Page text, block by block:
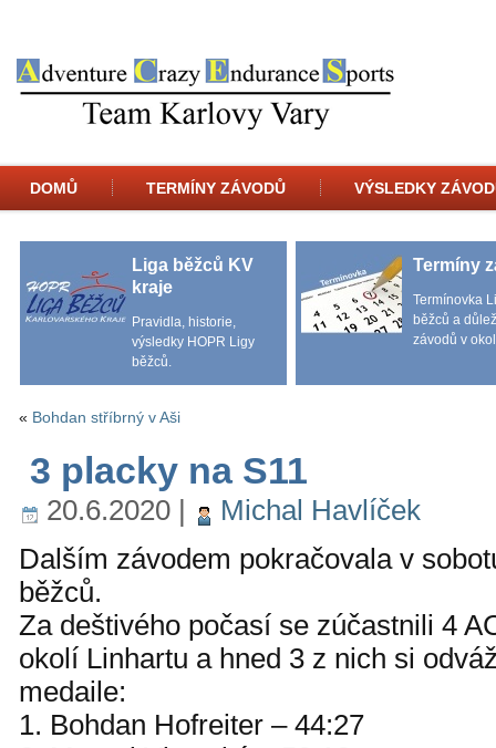
DOMŮ TERMÍNY ZÁVODŮ VÝSLEDKY
Liga běžců KV
kraje
Pravidla, historie,
výsledky HOPR Ligy
běžců.
Termíny
Termínovka
běžců a
závodů v
« Bohdan stříbrný v Aši
3 placky na S11
20.6.2020 |
Michal Havlíček
Dalším závodem pokračovala v
běžců.
Za deštivého počasí se zúčastnili 4
okolí Linhartu a hned 3 z nich si
medaile:
1. Bohdan Hofreiter – 44:27